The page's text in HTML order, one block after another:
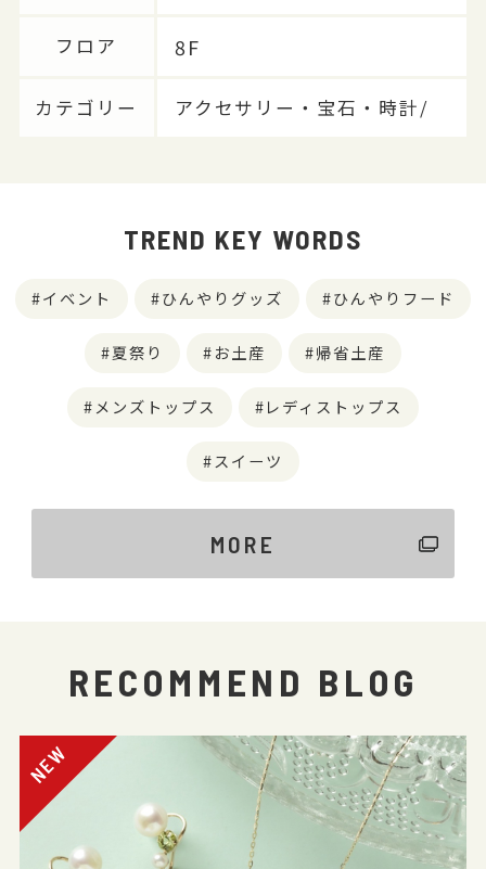
フロア 8F
カテゴリー アクセサリー・宝石・時計/
TREND KEY WORDS
イベント ひんやりグッズ ひんやりフード
夏祭り お土産 帰省土産
メンズトップス レディストップス
スイーツ
MORE
RECOMMEND BLOG